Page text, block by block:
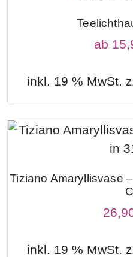
ab
inkl. 19 % MwSt.
Tiziano Amaryllisvase
inkl. 19 % MwSt.